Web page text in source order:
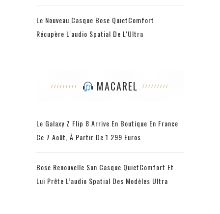
Le Nouveau Casque Bose QuietComfort
Récupère L'audio Spatial De L'Ultra
MACAREL
Le Galaxy Z Flip 8 Arrive En Boutique En France
Ce 7 Août, À Partir De 1 299 Euros
Bose Renouvelle Son Casque QuietComfort Et
Lui Prête L’audio Spatial Des Modèles Ultra